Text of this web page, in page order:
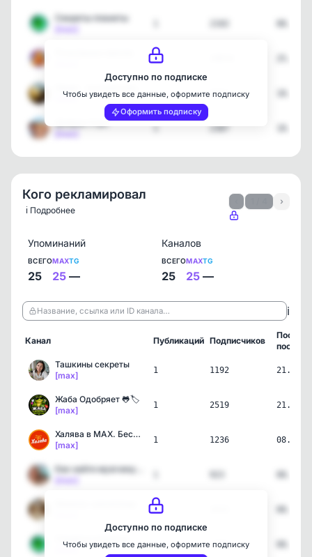
Секреты планеты
15
[max]
1 3822
Доброе Утро
1 2387
Доступно по подписке
Чтобы увидеть все данные, оформите подписку
Оформить подписку
Кого рекламировал
ℹ️ Подробнее
›
Упоминаний
ВСЕГО
25
MAX
25
TG
—
Каналов
ВСЕГО
25
MAX
25
TG
—
Название, ссылка или ID канала… ℹ️
Канал Публикаций Подписчиков
пост
Ташкины секреты
[max]
1 1192
Жаба Одобряет 🐸🏷️
[max]
1 2519
Халява в MAX. Бесплатно …
[max]
1 1236
[max]
1
[max]
1 2102
Доступно по подписке
Чтобы увидеть все данные, оформите подписку